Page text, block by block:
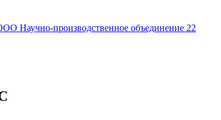
Научно-производственное объединение 22